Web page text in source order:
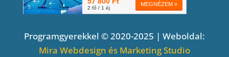
Programgyerekkel © 2020-2025 | Weboldal:
Mira Webdesign és Marketing Studio